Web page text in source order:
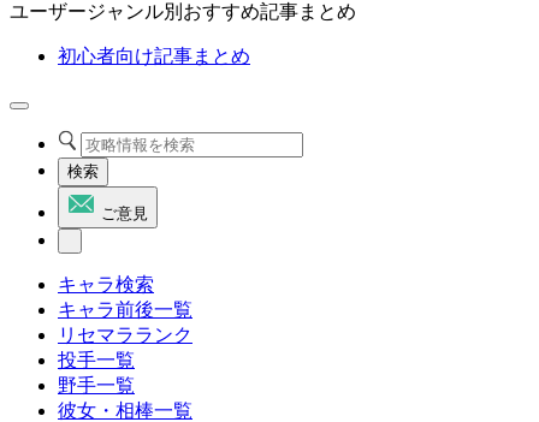
ユーザージャンル別おすすめ記事まとめ
初心者向け記事まとめ
検索
ご意見
キャラ検索
キャラ前後一覧
リセマラランク
投手一覧
野手一覧
彼女・相棒一覧